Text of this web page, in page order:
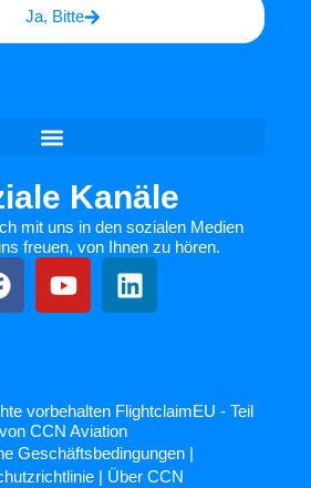
Ja, Bitte
Kanäle
mit uns in den sozialen Medien
freuen, von Ihnen zu hören.
vorbehalten FlightclaimEU - Teil
von CCN Aviation
Geschäftsbedingungen|
| Über CCN